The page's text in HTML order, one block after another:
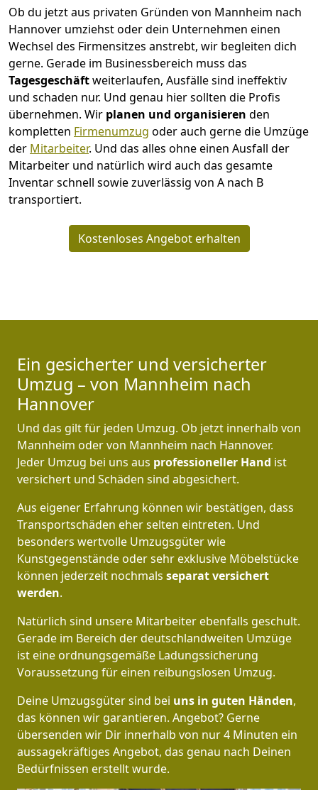
Ob du jetzt aus privaten Gründen von Mannheim nach
Hannover umziehst oder dein Unternehmen einen
Wechsel des Firmensitzes anstrebt, wir begleiten dich
gerne. Gerade im Businessbereich muss das
Tagesgeschäftweiterlaufen, Ausfälle sind ineffektiv
und schaden nur. Und genau hier sollten die Profis
übernehmen. Wir planen und organisieren den
kompletten Firmenumzug oder auch gerne die Umzüge
der Mitarbeiter. Und das alles ohne einen Ausfall der
Mitarbeiter und natürlich wird auch das gesamte
Inventar schnell sowie zuverlässig von A nach B
transportiert.
Kostenloses Angebot erhalten
Ein gesicherter und versicherter
Umzug – von Mannheim nach
Hannover
Und das gilt für jeden Umzug. Ob jetzt innerhalb von
Mannheim oder von Mannheim nach Hannover.
Jeder Umzug bei uns aus professioneller Hand ist
versichert und Schäden sind abgesichert.
Aus eigener Erfahrung können wir bestätigen, dass
Transportschäden eher selten eintreten. Und
besonders wertvolle Umzugsgüter wie
Kunstgegenstände oder sehr exklusive Möbelstücke
können jederzeit nochmals separat versichert
werden.
Natürlich sind unsere Mitarbeiter ebenfalls geschult.
Gerade im Bereich der deutschlandweiten Umzüge
ist eine ordnungsgemäße Ladungssicherung
Voraussetzung für einen reibungslosen Umzug.
Deine Umzugsgüter sind bei uns in guten Händen,
das können wir garantieren. Angebot? Gerne
übersenden wir Dir innerhalb von nur 4 Minuten ein
aussagekräftiges Angebot, das genau nach Deinen
Bedürfnissen erstellt wurde.